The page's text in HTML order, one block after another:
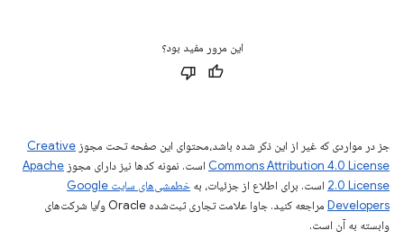
این مرور مفید بود؟
جز در مواردی که غیر از این ذکر شده باشد،‌محتوای این صفحه تحت مجوز Creative
Commons Attribution 4.0 License است. نمونه کدها نیز دارای مجوز Apache
2.0 License است. برای اطلاع از جزئیات، به
خطمشی‌های سایت Google
Developers‏
مراجعه کنید. جاوا علامت تجاری ثبت‌شده Oracle و/یا شرکت‌های
وابسته به آن است.